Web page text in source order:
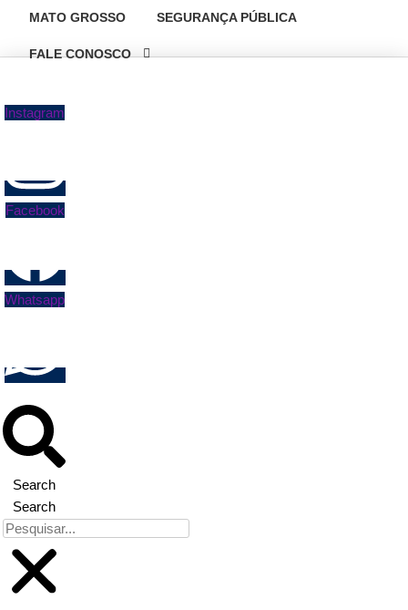
MATO GROSSO SEGURANÇA PÚBLICA
FALE CONOSCO
Instagram
Facebook
Whatsapp
Search
Search